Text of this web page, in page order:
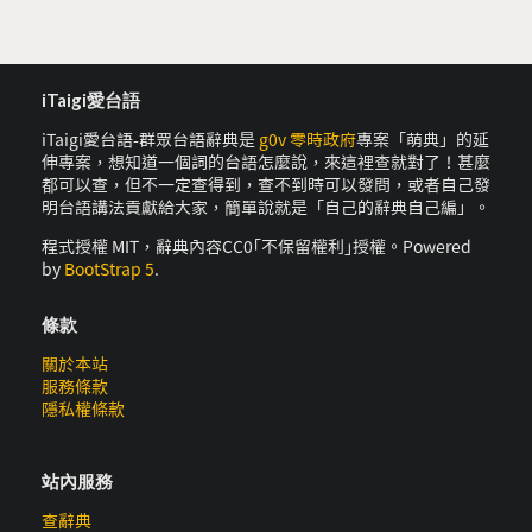
iTaigi愛台語
iTaigi愛台語-群眾台語辭典是 g0v 零時政府專案「萌典」的延
伸專案，想知道一個詞的台語怎麼說，來這裡查就對了！甚麼
都可以查，但不一定查得到，查不到時可以發問，或者自己發
明台語講法貢獻給大家，簡單說就是「自己的辭典自己編」。
程式授權 MIT，辭典內容CC0｢不保留權利｣授權。Powered
by BootStrap 5.
條款
關於本站
服務條款
隱私權條款
站內服務
查辭典